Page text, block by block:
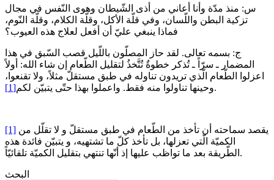
س: منذ مدّة وأنا أعاني من أذى الشّيطان وهوى النّفس في مجال
تزكية البطن واللّسان، وفي قلّة الأكل، وقلّة الكلام، وقلّة النّوم،
فماذا ينبغي عليّ أن أفعل لعلاج هذه العيوب؟
ج: بسمه تعالى. لقد حاز المصلّون باللّيل قصب السّبق في هذا
المضمار ـ سرّاً ـ تُذكر خطوةٌ تُتَّخذُ لتقليل الطّعام إن شاء الله: أولاً
اعزلوا الطّعام الّذي تريدون تناوله في طبق مستقلّ مثلاً، ولا تقنعوا،
وحينها تناولوا منه فقط. واعملوا بهذا حتّى يتبيّن لكم[1] .
[1]
الكميّة الّتي تعزلها، بل تأخذ كلّ ما تشتهيه، و يتبيّن فائدة هذه
الطّريقة بعد ما تواظب عليها إذ أنّها تنتهي بتقليل الكميّة تلقائيّاً.
البحث